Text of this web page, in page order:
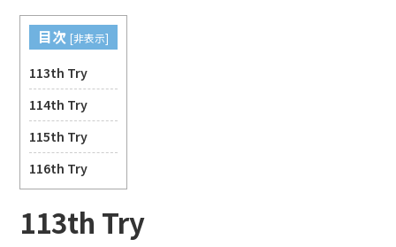
目次 [非表示]
113th Try
114th Try
115th Try
116th Try
113th Try